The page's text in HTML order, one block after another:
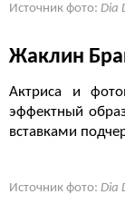
Источник фото: Dia
Жаклин
Актриса и
эффектный
вставками
Источник фото: Dia